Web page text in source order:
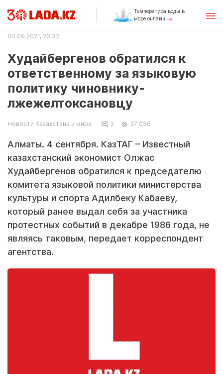
Температура воды в
море онлайн
04.09.2021, 20:32
Худайбергенов обратился к
ответственному за языковую
политику чиновнику-
лжежелтоксановцу
Новости Казахстана и мира 2 27 036
Алматы. 4 сентября. КазТАГ – Известный
казахстанский экономист Олжас
Худайбергенов обратился к председателю
комитета языковой политики министерства
культуры и спорта Адилбеку Кабаеву,
который ранее выдал себя за участника
протестных событий в декабре 1986 года, не
являясь таковым, передает корреспондент
агентства.